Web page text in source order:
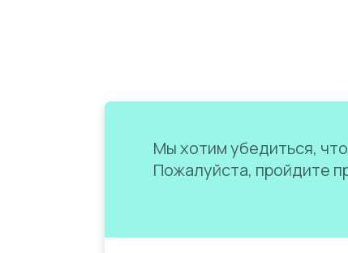
Мы хотим убедиться,
Пожалуйста, пройдите